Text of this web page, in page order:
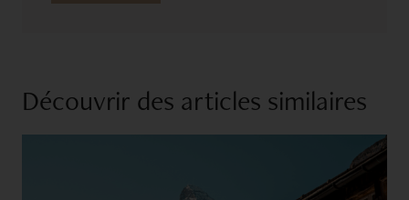
Découvrir des articles similaires